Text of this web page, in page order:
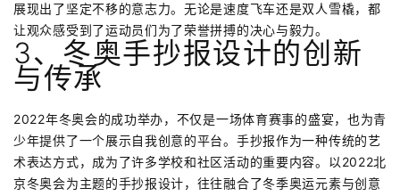
展现出了坚定不移的意志力。无论是速度飞车还是双人雪橇，都
让观众感受到了运动员们为了荣誉拼搏的决心与毅力。
3、冬奥手抄报设计的创新
与传承
2022年冬奥会的成功举办，不仅是一场体育赛事的盛宴，也为青
少年提供了一个展示自我创意的平台。手抄报作为一种传统的艺
术表达方式，成为了许多学校和社区活动的重要内容。以2022北
京冬奥会为主题的手抄报设计，往往融合了冬季奥运元素与创意